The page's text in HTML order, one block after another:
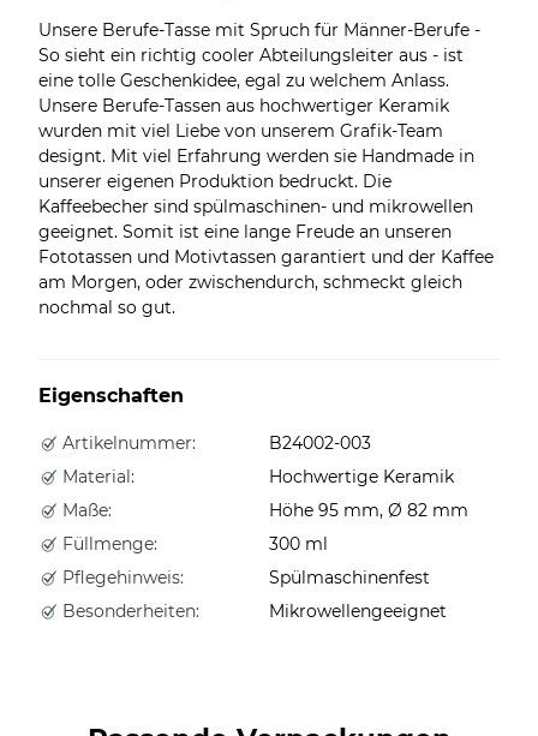
Unsere Berufe-Tasse mit Spruch für Männer-Berufe -
So sieht ein richtig cooler Abteilungsleiter aus - ist
eine tolle Geschenkidee, egal zu welchem Anlass.
Unsere Berufe-Tassen aus hochwertiger Keramik
wurden mit viel Liebe von unserem Grafik-Team
designt. Mit viel Erfahrung werden sie Handmade in
unserer eigenen Produktion bedruckt. Die
Kaffeebecher sind spülmaschinen- und mikrowellen
geeignet. Somit ist eine lange Freude an unseren
Fototassen und Motivtassen garantiert und der Kaffee
am Morgen, oder zwischendurch, schmeckt gleich
nochmal so gut.
Eigenschaften
Artikelnummer:
B24002-003
Material:
Hochwertige Keramik
Maße:
Höhe 95 mm, Ø 82 mm
Füllmenge:
300 ml
Pflegehinweis:
Spülmaschinenfest
Besonderheiten:
Mikrowellengeeignet